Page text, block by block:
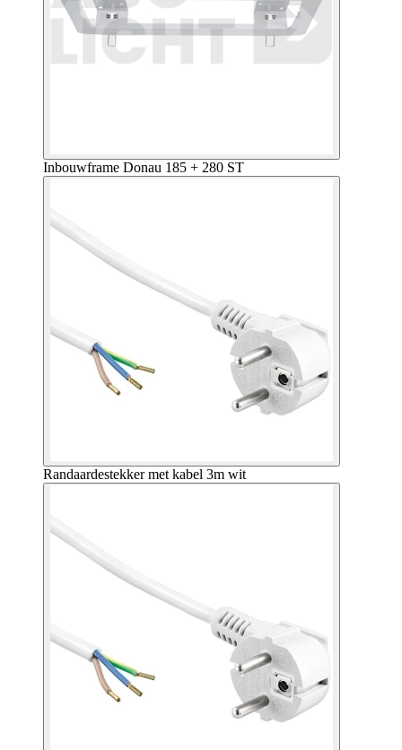
Inbouwframe Donau 185 + 280 ST
Randaardestekker met kabel 3m wit